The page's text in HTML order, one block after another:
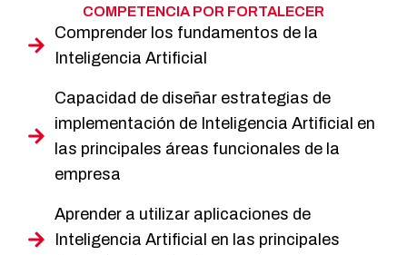
COMPETENCIA POR FORTALECER
Comprender los fundamentos de la
Inteligencia Artificial
Capacidad de diseñar estrategias de
implementación de Inteligencia Artificial en
las principales áreas funcionales de la
empresa
Aprender a utilizar aplicaciones de
Inteligencia Artificial en las principales